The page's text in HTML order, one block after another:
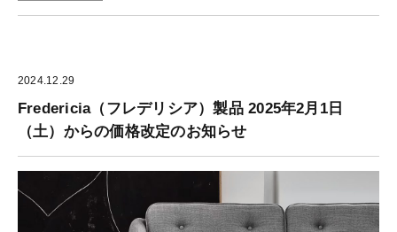
2024.12.29
Fredericia（フレデリシア）製品 2025年2月1日
（土）からの価格改定のお知らせ